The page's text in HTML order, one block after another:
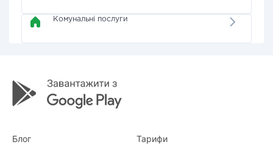
Комунальні послуги
Блог Тарифи